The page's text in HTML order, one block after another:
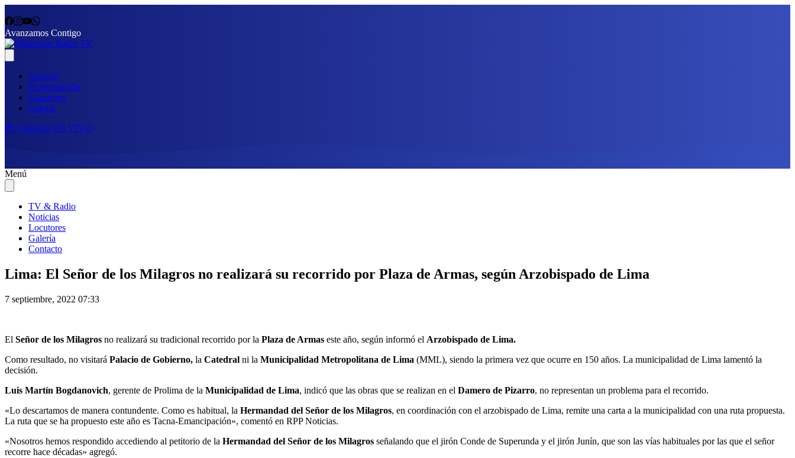
Avanzamos Contigo
Noticias
Programación
Locutores
Galería
📩 Contacto EN VIVO
Menú
TV & Radio
Noticias
Locutores
Galería
Contacto
Lima: El Señor de los Milagros no realizará su recorrido por Plaza de Armas, según Arzobispado de Lima
7 septiembre, 2022 07:33
El Señor de los Milagros no realizará su tradicional recorrido por la Plaza de Armas este año, según informó el Arzobispado de Lima.
Como resultado, no visitará Palacio de Gobierno, la Catedral ni la Municipalidad Metropolitana de Lima (MML), siendo la primera vez que ocurre en 150 años. La municipalidad de Lima lamentó la
decisión.
Luis Martín Bogdanovich, gerente de Prolima de la Municipalidad de Lima, indicó que las obras que se realizan en el Damero de Pizarro, no representan un problema para el recorrido.
«Lo descartamos de manera contundente. Como es habitual, la Hermandad del Señor de los Milagros, en coordinación con el arzobispado de Lima, remite una carta a la municipalidad con una ruta propuesta.
La ruta que se ha propuesto este año es Tacna-Emancipación», comentó en RPP Noticias.
«Nosotros hemos respondido accediendo al petitorio de la Hermandad del Señor de los Milagros señalando que el jirón Conde de Superunda y el jirón Junín, que son las vías habituales por las que el señor
recorre hace décadas» agregó.